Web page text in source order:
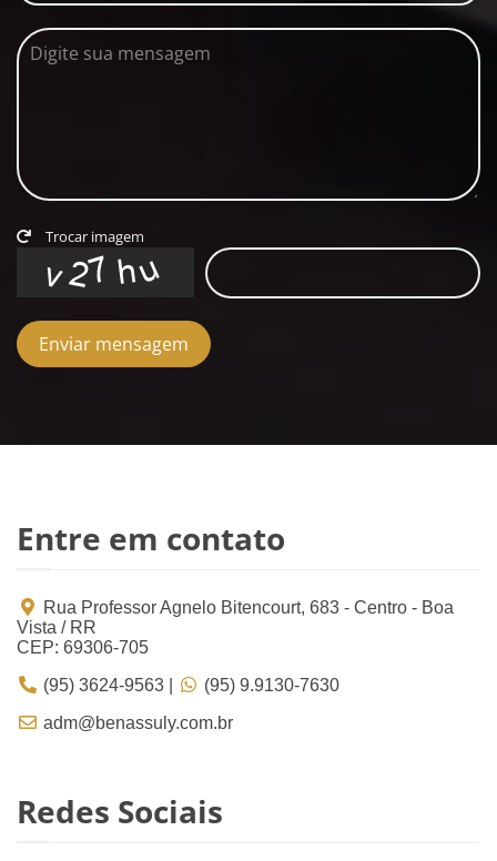
Trocar imagem
Enviar mensagem
Entre em contato
Rua Professor Agnelo Bitencourt, 683 - Centro - Boa
Vista / RR
CEP: 69306-705
(95) 3624-9563 |
(95) 9.9130-7630
adm@benassuly.com.br
Redes Sociais